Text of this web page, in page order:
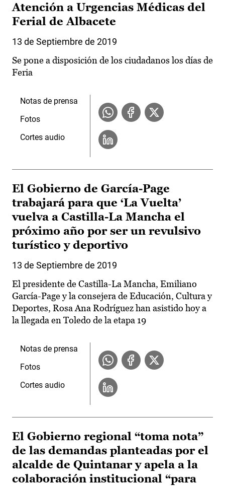
Atención a Urgencias Médicas del
Ferial de Albacete
13 de Septiembre de 2019
Se pone a disposición de los ciudadanos los días de
Feria
Notas de prensa
Fotos
Cortes audio
El Gobierno de García-Page
trabajará para que ‘La Vuelta’
vuelva a Castilla-La Mancha el
próximo año por ser un revulsivo
turístico y deportivo
13 de Septiembre de 2019
El presidente de Castilla-La Mancha, Emiliano
García-Page y la consejera de Educación, Cultura y
Deportes, Rosa Ana Rodríguez han asistido hoy a
la llegada en Toledo de la etapa 19
Notas de prensa
Fotos
Cortes audio
El Gobierno regional “toma nota”
de las demandas planteadas por el
alcalde de Quintanar y apela a la
colaboración institucional “para